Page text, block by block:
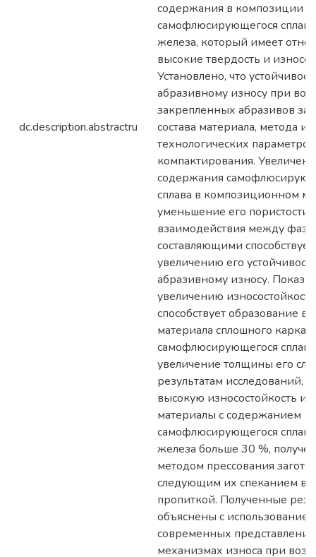
dc.description.abstractru
содержания в композиции
самофлюсирующегося
железа, который имеет
высокие твердость и
Установлено, что
абразивному износу при
закрепленных абразивов
состава материала, метода и
технологических
компактирования.
содержания
сплава в композиционном
уменьшение его пористости,
взаимодействия между
составляющими способствует
увеличению его
абразивному износу.
увеличению износостойкости
способствует образование в
материала сплошного
самофлюсирующегося
увеличение толщины его
результатам исследований,
высокую износостойкость
материалы с содержанием
самофлюсирующегося
железа больше 30 %,
методом прессования
следующим их спеканием в
пропиткой. Полученные
объяснены с использованием
современных
механизмах износа при